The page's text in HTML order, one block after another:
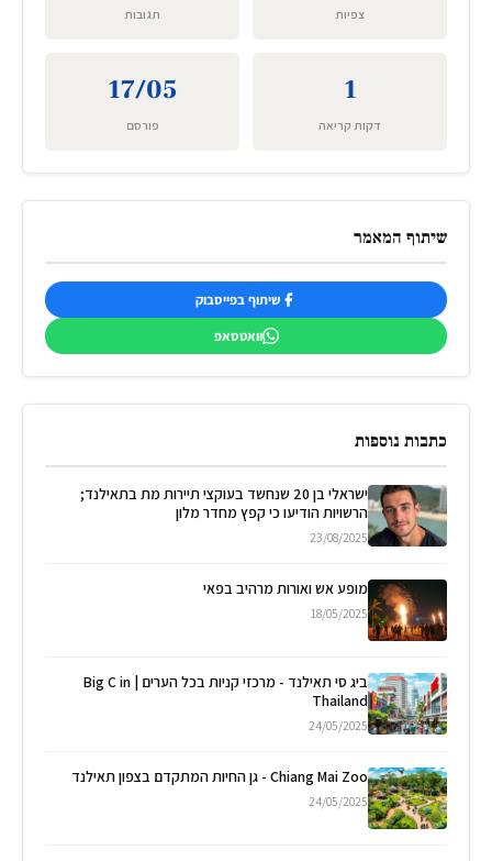
צפיות תגובות
1
דקות קריאה
17/05
פורסם
שיתוף המאמר
שיתוף בפייסבוק
וואטסאפ
כתבות נוספות
ישראלי בן 20 שנחשד בעוקצי תיירות מת בתאילנד;
הרשויות הודיעו כי קפץ מחדר מלון
23/08/2025
מופע אש ואורות מרהיב בפאי
18/05/2025
ביג סי תאילנד - מרכזי קניות בכל הערים | Big C in
Thailand
24/05/2025
Chiang Mai Zoo - גן החיות המתקדם בצפון תאילנד
24/05/2025